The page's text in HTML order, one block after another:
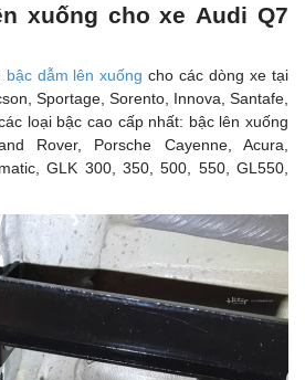
xuống cho xe Audi Q7
bậc dẫm lên xuống cho các dòng xe tại
Sportage, Sorento, Innova, Santafe,
loại bậc cao cấp nhất: bậc lên xuống
Rover, Porsche Cayenne, Acura,
GLK 300, 350, 500, 550, GL550,